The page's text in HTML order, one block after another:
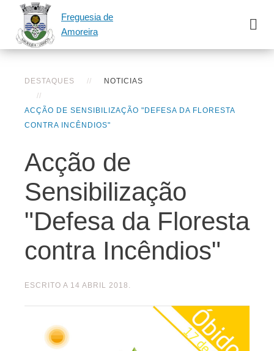
Freguesia de
Amoreira
DESTAQUES NOTICIAS
ACÇÃO DE SENSIBILIZAÇÃO "DEFESA DA FLORESTA
CONTRA INCÊNDIOS"
Acção de
Sensibilização
"Defesa da Floresta
contra Incêndios"
ESCRITO A 14 ABRIL 2018 .